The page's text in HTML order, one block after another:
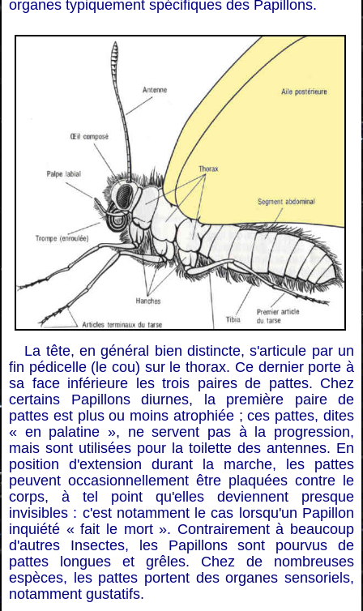
organes typiquement spécifiques des Papillons.
La tête, en général bien distincte, s'articule par un
fin pédicelle (le cou) sur le thorax. Ce dernier porte à
sa face inférieure les trois paires de pattes. Chez
certains Papillons diurnes, la première paire de
pattes est plus ou moins atrophiée ; ces pattes, dites
« en palatine », ne servent pas à la progression,
mais sont utilisées pour la toilette des antennes. En
position d'extension durant la marche, les pattes
peuvent occasionnellement être plaquées contre le
corps, à tel point qu'elles deviennent presque
invisibles : c'est notamment le cas lorsqu'un Papillon
inquiété « fait le mort ». Contrairement à beaucoup
d'autres Insectes, les Papillons sont pourvus de
pattes longues et grêles. Chez de nombreuses
espèces, les pattes portent des organes sensoriels,
notamment gustatifs.